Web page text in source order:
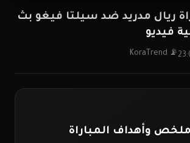
ريال مدريد ضد سيلتا فيغو بث
فيديو
📡 KoraTrend
وأهداف المباراة